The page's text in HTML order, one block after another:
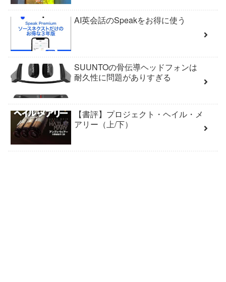
AI英会話のSpeakをお得に使う
SUUNTOの骨伝導ヘッドフォンは
耐久性に問題がありすぎる
【書評】プロジェクト・ヘイル・メ
アリー（上/下）